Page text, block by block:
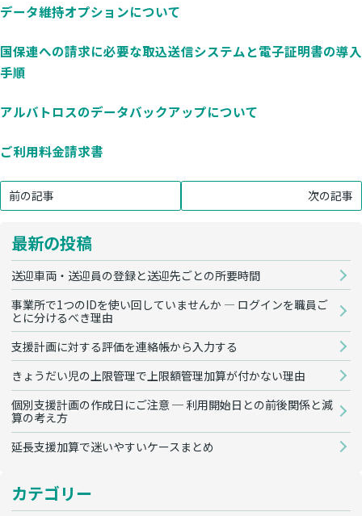
データ維持オプションについて
国保連への請求に必要な取込送信システムと電子証明書の導入
手順
アルバトロスのデータバックアップについて
ご利用料金請求書
前の記事 次の記事
最新の投稿
送迎車両・送迎員の登録と送迎先ごとの所要時間
事業所で1つのIDを使い回していませんか — ログインを職員ご
とに分けるべき理由
支援計画に対する評価を連絡帳から入力する
きょうだい児の上限管理で上限額管理加算が付かない理由
個別支援計画の作成日にご注意 ─ 利用開始日との前後関係と減
算の考え方
延長支援加算で迷いやすいケースまとめ
カテゴリー